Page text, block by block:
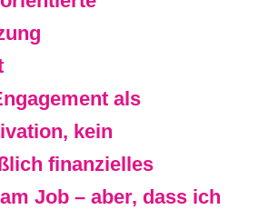
als
kein
finanzielles
Job – aber, dass ich